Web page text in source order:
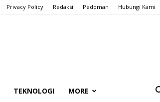
Privacy Policy Redaksi Pedoman Hubungi Kami
TEKNOLOGI MORE